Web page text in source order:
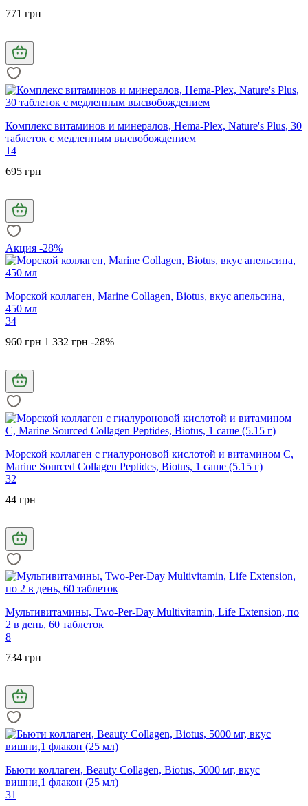
771 грн
Комплекс витаминов и минералов, Hema-Plex, Nature's Plus, 30
таблеток с медленным высвобождением
14
695 грн
Акция -28%
Морской коллаген, Marine Collagen, Biotus, вкус апельсина,
450 мл
34
960 грн 1 332 грн -28%
Морской коллаген с гиалуроновой кислотой и витамином С,
Marine Sourced Collagen Peptidеs, Biotus, 1 саше (5.15 г)
32
44 грн
Мультивитамины, Two-Per-Day Multivitamin, Life Extension, по
2 в день, 60 таблеток
8
734 грн
Бьюти коллаген, Beauty Collagen, Biotus, 5000 мг, вкус
вишни,1 флакон (25 мл)
31